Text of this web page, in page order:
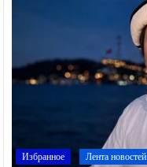
Избранное Лента новостей